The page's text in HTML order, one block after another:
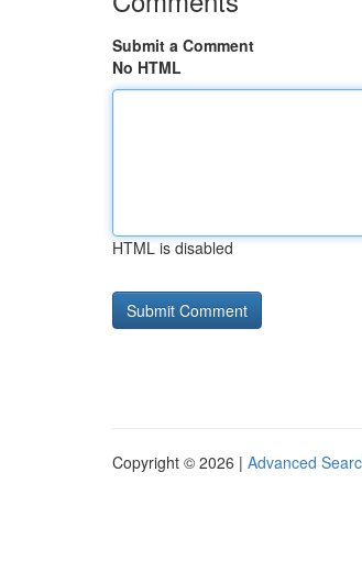
Submit a Comment
No HTML
HTML is disabled
Copyright © 2026 | Advanced